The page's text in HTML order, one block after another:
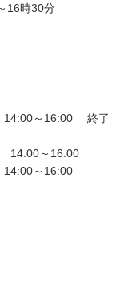
16時30分
14:00～16:00 終了
～16:00
～16:00